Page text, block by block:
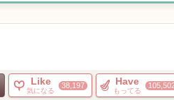
Like
気になる
38,197 Have
もってる